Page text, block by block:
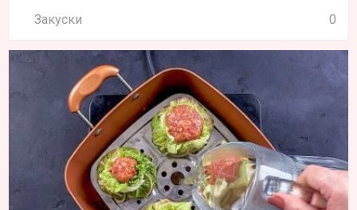
Закуски 0